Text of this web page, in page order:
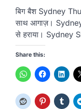
बिग बैश Sydney
साथ आगाज़।
से हराया। Sydney
Share this: